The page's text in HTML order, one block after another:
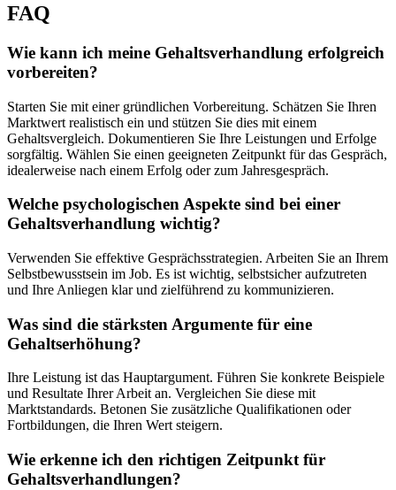
FAQ
Wie kann ich meine Gehaltsverhandlung erfolgreich
vorbereiten?
Starten Sie mit einer gründlichen Vorbereitung. Schätzen Sie Ihren
Marktwert realistisch ein und stützen Sie dies mit einem
Gehaltsvergleich. Dokumentieren Sie Ihre Leistungen und Erfolge
sorgfältig. Wählen Sie einen geeigneten Zeitpunkt für das Gespräch,
idealerweise nach einem Erfolg oder zum Jahresgespräch.
Welche psychologischen Aspekte sind bei einer
Gehaltsverhandlung wichtig?
Verwenden Sie effektive Gesprächsstrategien. Arbeiten Sie an Ihrem
Selbstbewusstsein im Job. Es ist wichtig, selbstsicher aufzutreten
und Ihre Anliegen klar und zielführend zu kommunizieren.
Was sind die stärksten Argumente für eine
Gehaltserhöhung?
Ihre Leistung ist das Hauptargument. Führen Sie konkrete Beispiele
und Resultate Ihrer Arbeit an. Vergleichen Sie diese mit
Marktstandards. Betonen Sie zusätzliche Qualifikationen oder
Fortbildungen, die Ihren Wert steigern.
Wie erkenne ich den richtigen Zeitpunkt für
Gehaltsverhandlungen?